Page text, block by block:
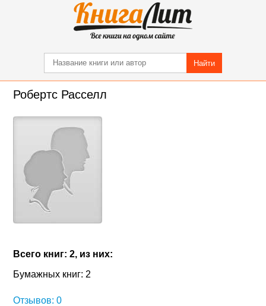
Найти
Робертс Расселл
Всего книг: 2, из них:
Бумажных книг: 2
Отзывов: 0